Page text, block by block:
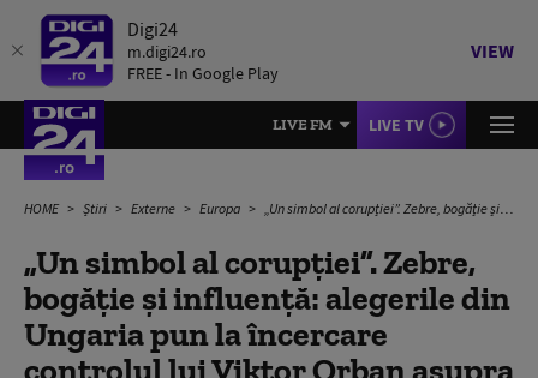
Digi24
m.digi24.ro
FREE - In Google Play
VIEW
LIVE FM LIVE TV
HOME Știri Externe Europa „Un simbol al corupției”. Zebre, bogăție și influență: alegerile din Ungaria pun la încercare controlul lui Viktor Orban asupra puterii
„Un simbol al corupției”. Zebre,
bogăție și influență: alegerile din
Ungaria pun la încercare